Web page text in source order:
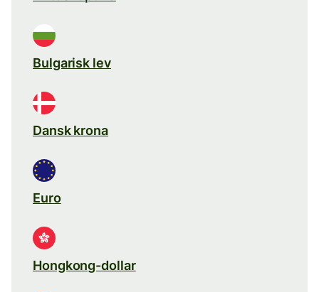
Bulgarisk lev
Dansk krona
Euro
Hongkong-dollar